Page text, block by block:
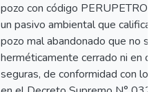
pozo con código PERUPETRO
un pasivo ambiental que califica
pozo mal abandonado que no
herméticamente cerrado ni en
seguras, de conformidad con lo